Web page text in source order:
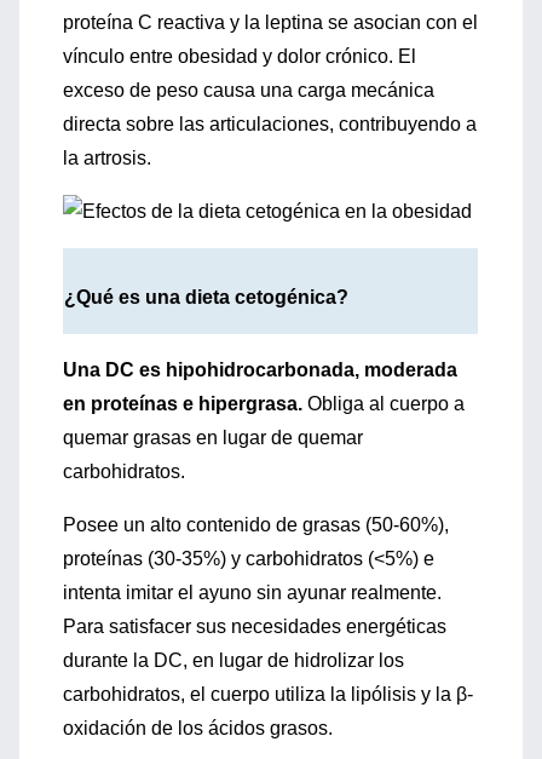
proteína C reactiva y la leptina se asocian con el
vínculo entre obesidad y dolor crónico. El
exceso de peso causa una carga mecánica
directa sobre las articulaciones, contribuyendo a
la artrosis.
¿Qué es una dieta cetogénica?
Una DC es hipohidrocarbonada, moderada
en proteínas e hipergrasa. Obliga al cuerpo a
quemar grasas en lugar de quemar
carbohidratos.
Posee un alto contenido de grasas (50-60%),
proteínas (30-35%) y carbohidratos (<5%) e
intenta imitar el ayuno sin ayunar realmente.
Para satisfacer sus necesidades energéticas
durante la DC, en lugar de hidrolizar los
carbohidratos, el cuerpo utiliza la lipólisis y la β-
oxidación de los ácidos grasos.